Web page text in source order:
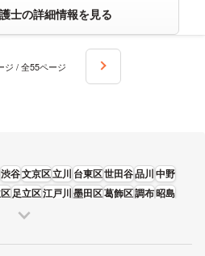
士の詳細情報を見る
ジ / 全55ページ
渋谷文京区立川 台東区世田谷品川中野
足立区江戸川墨田区葛飾区調布昭島
狛江